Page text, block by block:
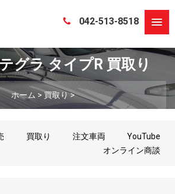
042-513-8518
グラ タイプR 買取り
ホーム >買取り>
買取り 注文車両
YouTube
オンライン商談